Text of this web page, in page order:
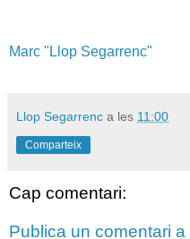
Marc "Llop Segarrenc"
Llop Segarrenc a les 11:00
Comparteix
Cap comentari:
Publica un comentari